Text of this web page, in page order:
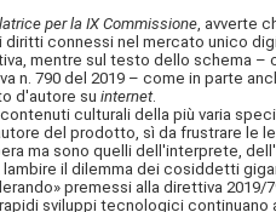
per la IX Commissione, avverte
connessi nel mercato unico
mentre sul testo dello schema
790 del 2019 – come in parte
d'autore su internet.
culturali della più varia
del prodotto, sì da frustrare le
ma sono quelli dell'interprete,
il dilemma dei cosiddetti
premessi alla direttiva 2019/
sviluppi tecnologici